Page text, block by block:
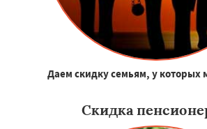
Даем скидку семьям, у которых
Скидка